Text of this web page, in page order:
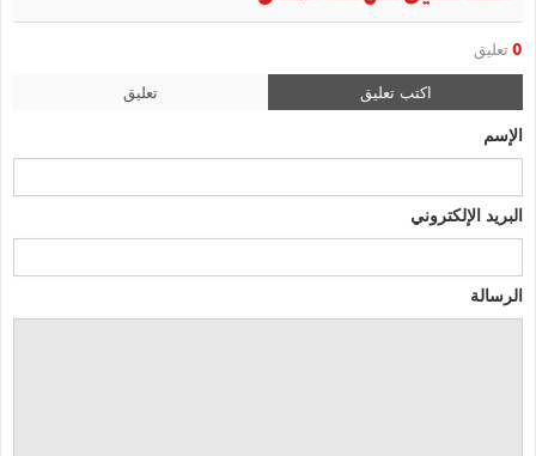
0 تعليق
اكتب تعليق تعليق
الإسم
البريد الإلكتروني
الرسالة